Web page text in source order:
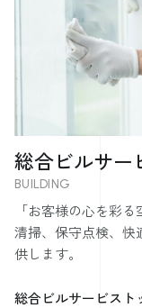
総合ビルサー
BUILDING
「お客様の心を彩
清掃、保守点検、快
供します。
総合ビルサービスト